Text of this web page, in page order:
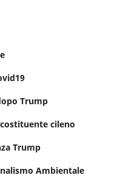
Trump
cileno
Trump
Ambientale